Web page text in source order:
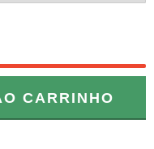
CARRINHO